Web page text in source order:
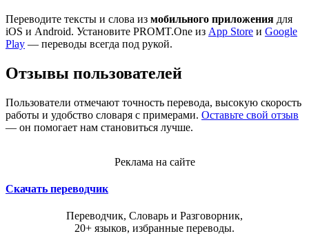
Переводите тексты и слова из мобильного приложения для
iOS и Android. Установите PROMT.One из App Store и Google
Play — переводы всегда под рукой.
Отзывы пользователей
Пользователи отмечают точность перевода, высокую скорость
работы и удобство словаря с примерами. Оставьте свой отзыв
— он помогает нам становиться лучше.
Реклама на сайте
Скачать переводчик
Переводчик, Словарь и Разговорник,
20+ языков, избранные переводы.